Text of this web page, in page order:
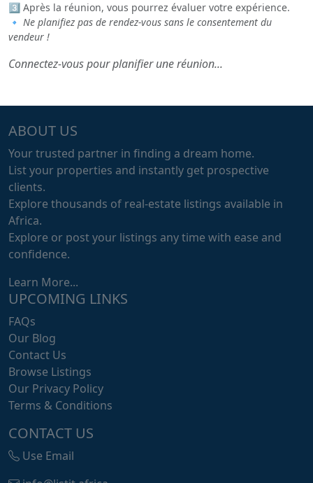
3️⃣ Après la réunion, vous pourrez évaluer votre expérience.
🔹 Ne planifiez pas de rendez-vous sans le consentement du
vendeur !
Connectez-vous pour planifier une réunion...
ABOUT US
Your trusted partner in finding a dream home.
List your properties and instantly get prospective
clients.
Explore thousands of real-estate listings available in
Africa.
Explore or post your listings any time with ease and
confidence.
Learn More...
UPCOMING LINKS
FAQs
Our Blog
Contact Us
Browse Listings
Our Privacy Policy
Terms & Conditions
CONTACT US
Use Email